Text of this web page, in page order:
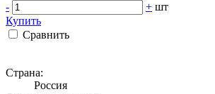
-
+ шт
Купить
Сравнить
Страна:
Россия